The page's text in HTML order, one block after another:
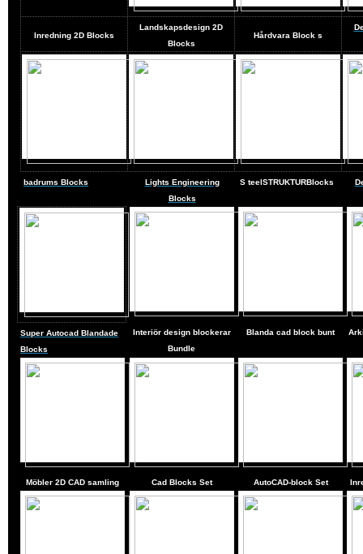
Inredning 2D Blocks
Landskapsdesign 2D
Blocks
Hårdvara Block s
badrums Blocks
Lights Engineering
Blocks
SteelSTRUKTURBlocks
Super Autocad Blandade
Blocks
Interiör design blockerar
Bundle
Blanda cad block bunt
Möbler 2D CAD samling Cad Blocks Set AutoCAD-block Set